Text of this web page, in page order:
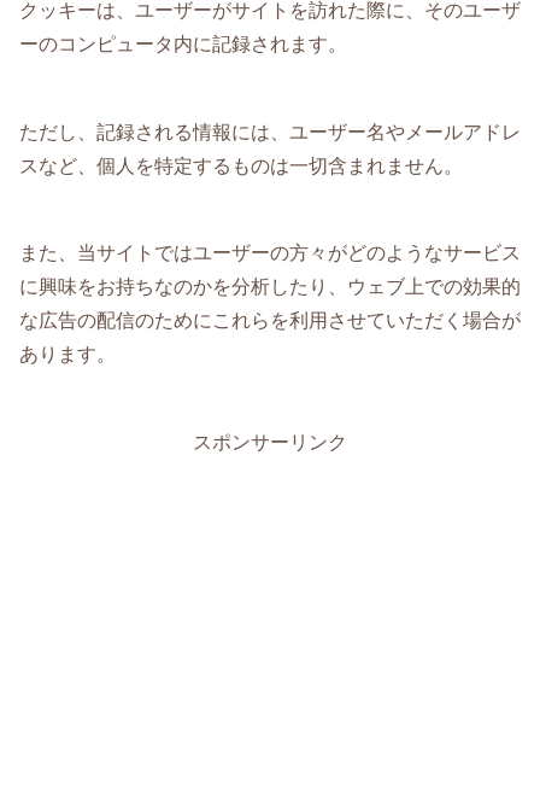
クッキーは、ユーザーがサイトを訪れた際に、そのユーザ
ーのコンピュータ内に記録されます。
ただし、記録される情報には、ユーザー名やメールアドレ
スなど、個人を特定するものは一切含まれません。
また、当サイトではユーザーの方々がどのようなサービス
に興味をお持ちなのかを分析したり、ウェブ上での効果的
な広告の配信のためにこれらを利用させていただく場合が
あります。
スポンサーリンク